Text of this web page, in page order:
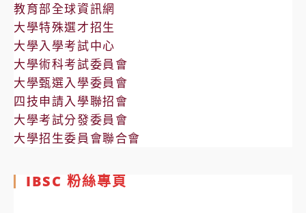
教育部全球資訊網
大學特殊選才招生
大學入學考試中心
大學術科考試委員會
大學甄選入學委員會
四技申請入學聯招會
大學考試分發委員會
大學招生委員會聯合會
IBSC 粉絲專頁